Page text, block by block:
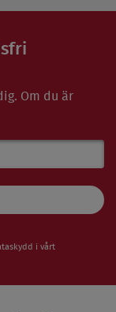
Om du är
i vårt